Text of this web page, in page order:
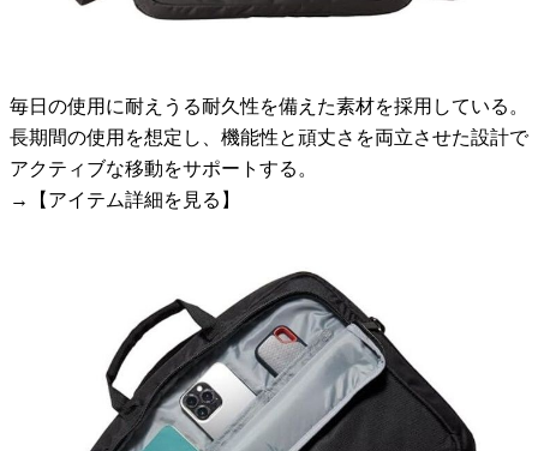
毎日の使用に耐えうる耐久性を備えた素材を採用している。
長期間の使用を想定し、機能性と頑丈さを両立させた設計で
アクティブな移動をサポートする。
→【アイテム詳細を見る】